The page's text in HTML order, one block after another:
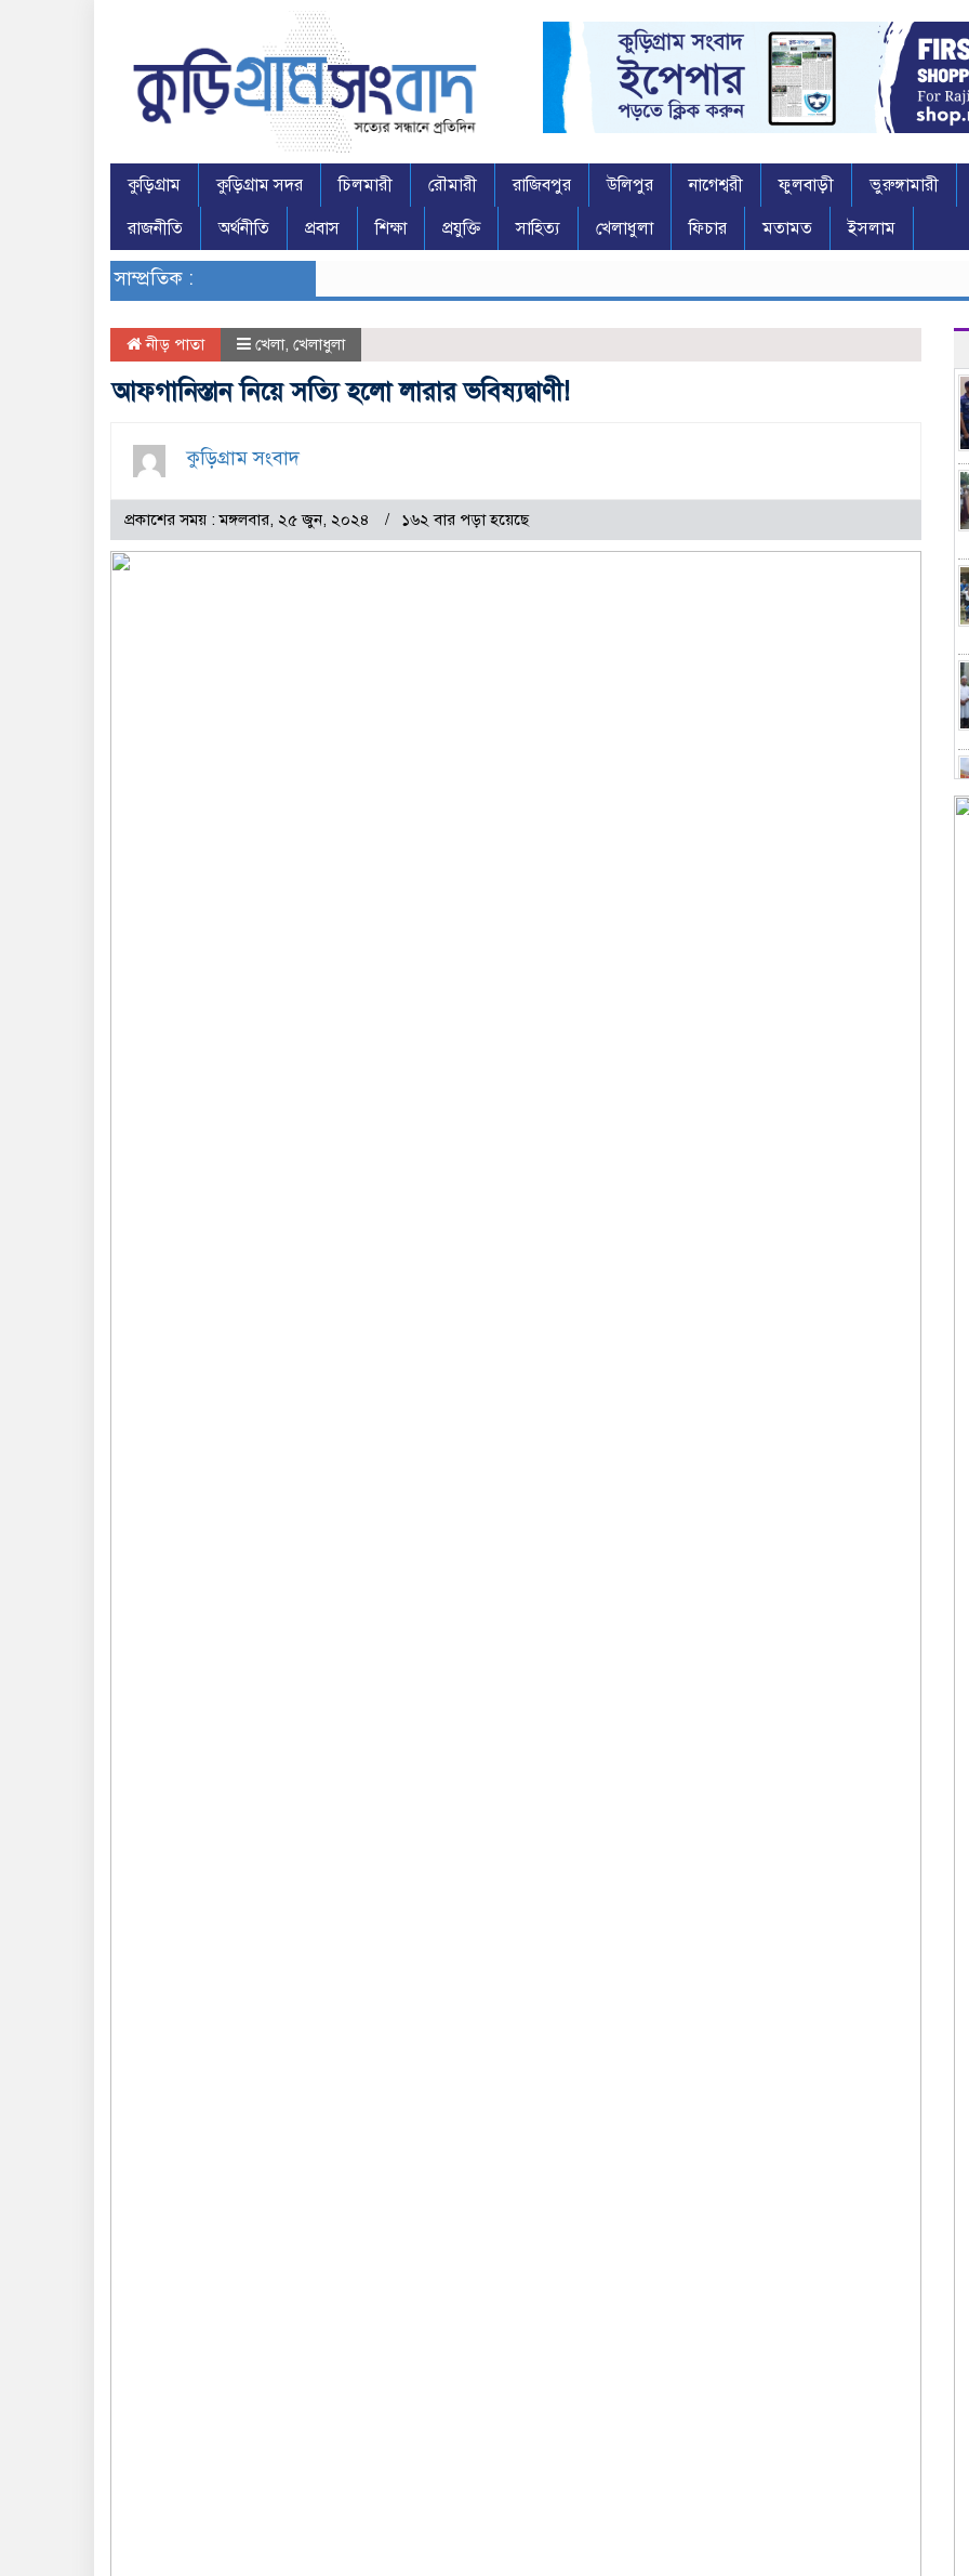
কুড়িগ্রাম কুড়িগ্রাম সদর চিলমারী রৌমারী রাজিবপুর উলিপুর নাগেশ্বরী ফুলবাড়ী ভুরুঙ্গামারী
রাজনীতি
অর্থনীতি প্রবাস শিক্ষা প্রযুক্তি সাহিত্য খেলাধুলা ফিচার মতামত ইসলাম
সাম্প্রতিক :
নীড় পাতা খেলা, খেলাধুলা
আফগানিস্তান নিয়ে সত্যি হলো লারার ভবিষ্যদ্বাণী!
কুড়িগ্রাম সংবাদ
প্রকাশের সময় : মঙ্গলবার, ২৫ জুন, ২০২৪ ১৬২ বার পড়া হয়েছে